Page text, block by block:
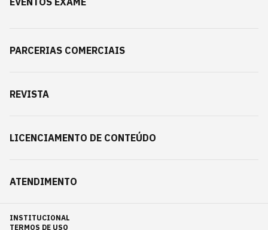
PARCERIAS COMERCIAIS
REVISTA
LICENCIAMENTO DE CONTEÚDO
ATENDIMENTO
INSTITUCIONAL
TERMOS DE USO